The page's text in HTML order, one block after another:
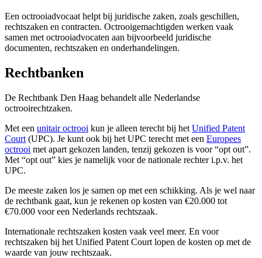
Een octrooiadvocaat helpt bij juridische zaken, zoals geschillen,
rechtszaken en contracten. Octrooigemachtigden werken vaak
samen met octrooiadvocaten aan bijvoorbeeld juridische
documenten, rechtszaken en onderhandelingen.
Rechtbanken
De Rechtbank Den Haag behandelt alle Nederlandse
octrooirechtzaken.
Met een unitair octrooi kun je alleen terecht bij het Unified Patent
Court (UPC). Je kunt ook bij het UPC terecht met een Europees
octrooi met apart gekozen landen, tenzij gekozen is voor “opt out”.
Met “opt out” kies je namelijk voor de nationale rechter i.p.v. het
UPC.
De meeste zaken los je samen op met een schikking. Als je wel naar
de rechtbank gaat, kun je rekenen op kosten van €20.000 tot
€70.000 voor een Nederlands rechtszaak.
Internationale rechtszaken kosten vaak veel meer. En voor
rechtszaken bij het Unified Patent Court lopen de kosten op met de
waarde van jouw rechtszaak.